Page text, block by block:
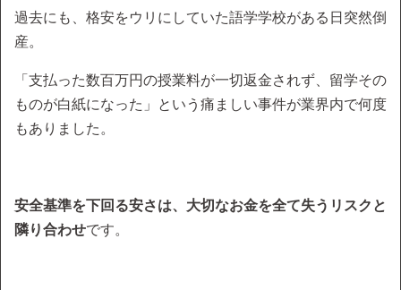
過去にも、格安をウリにしていた語学学校がある日突然倒
産。
「支払った数百万円の授業料が一切返金されず、留学その
ものが白紙になった」という痛ましい事件が業界内で何度
もありました。
安全基準を下回る安さは、大切なお金を全て失うリスクと
隣り合わせです。